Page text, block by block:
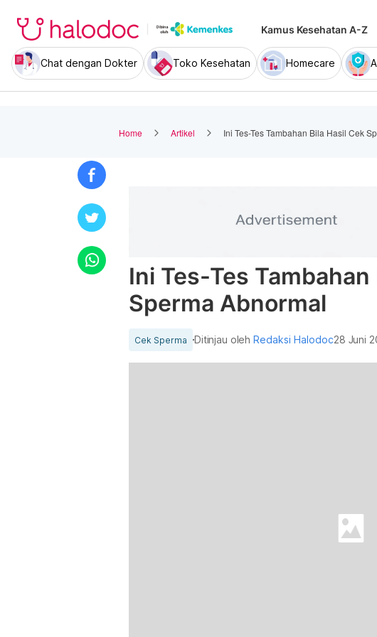
Kamus Kesehatan A-Z
Chat dengan Dokter Toko Kesehatan Homecare
Home Artikel Ini Tes-Tes Tambahan Bila Hasil Cek
Ini Tes-Tes
Sperma Abnormal
Cek Sperma Ditinjau olehRedaksi Halodoc28 Juni